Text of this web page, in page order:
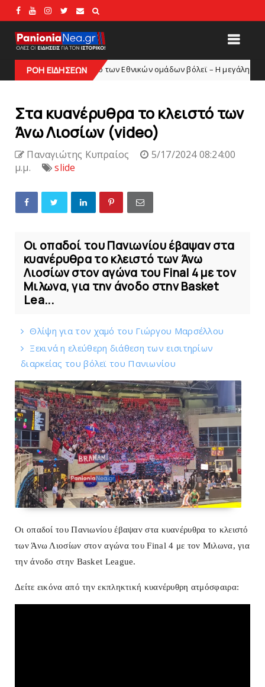
ΡΟΗ ΕΙΔΗΣΕΩΝ
πλευρό των Εθνικών ομάδων βόλεϊ – H μεγάλη χορηγία των 100.000
Στα κυανέρυθρα το κλειστό των
Άνω Λιοσίων (video)
Παναγιώτης Κυπραίος
5/17/2024 08:24:00
μ.μ.
slide
Οι οπαδοί του Πανιωνίου έβαψαν στα
κυανέρυθρα το κλειστό των Άνω
Λιοσίων στον αγώνα του Final 4 με τον
Μιλωνα, για την άνοδο στην Basket
Lea...
Θλίψη για τον χαμό του Γιώργου Mαρσέλλου
Ξεκινά η ελεύθερη διάθεση των εισιτηρίων
διαρκείας του βόλεϊ τoυ Πανιωνίου
Οι οπαδοί του Πανιωνίου έβαψαν στα κυανέρυθρα το κλειστό
των Άνω Λιοσίων στον αγώνα του Final 4 με τον Μιλωνα, για
την άνοδο στην Basket League.
Δείτε εικόνα από την εκπληκτική κυανέρυθρη ατμόσφαιρα: